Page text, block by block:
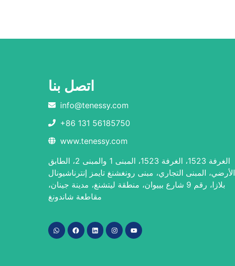
اتصل بنا
info@tenessy.com
+86 131 56185750
www.tenessy.com
الغرفة 1523، الغرفة 1523، المبنى 1 والمبنى 2، الطابق
الأرضي، المبنى التجاري، مبنى رونغشنغ تايمز إنترناشيونال
بلازا، رقم 9 شارع بييوان، منطقة ليتشنغ، مدينة جينان،
مقاطعة شاندونغ